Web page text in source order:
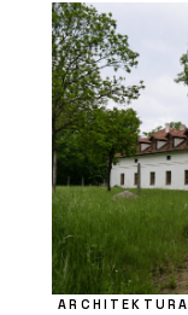
ARCHITEKTURA